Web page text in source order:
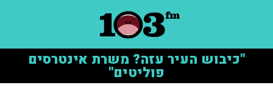
"כיבוש העיר עזה? משרת אינטרסים
פוליטים"